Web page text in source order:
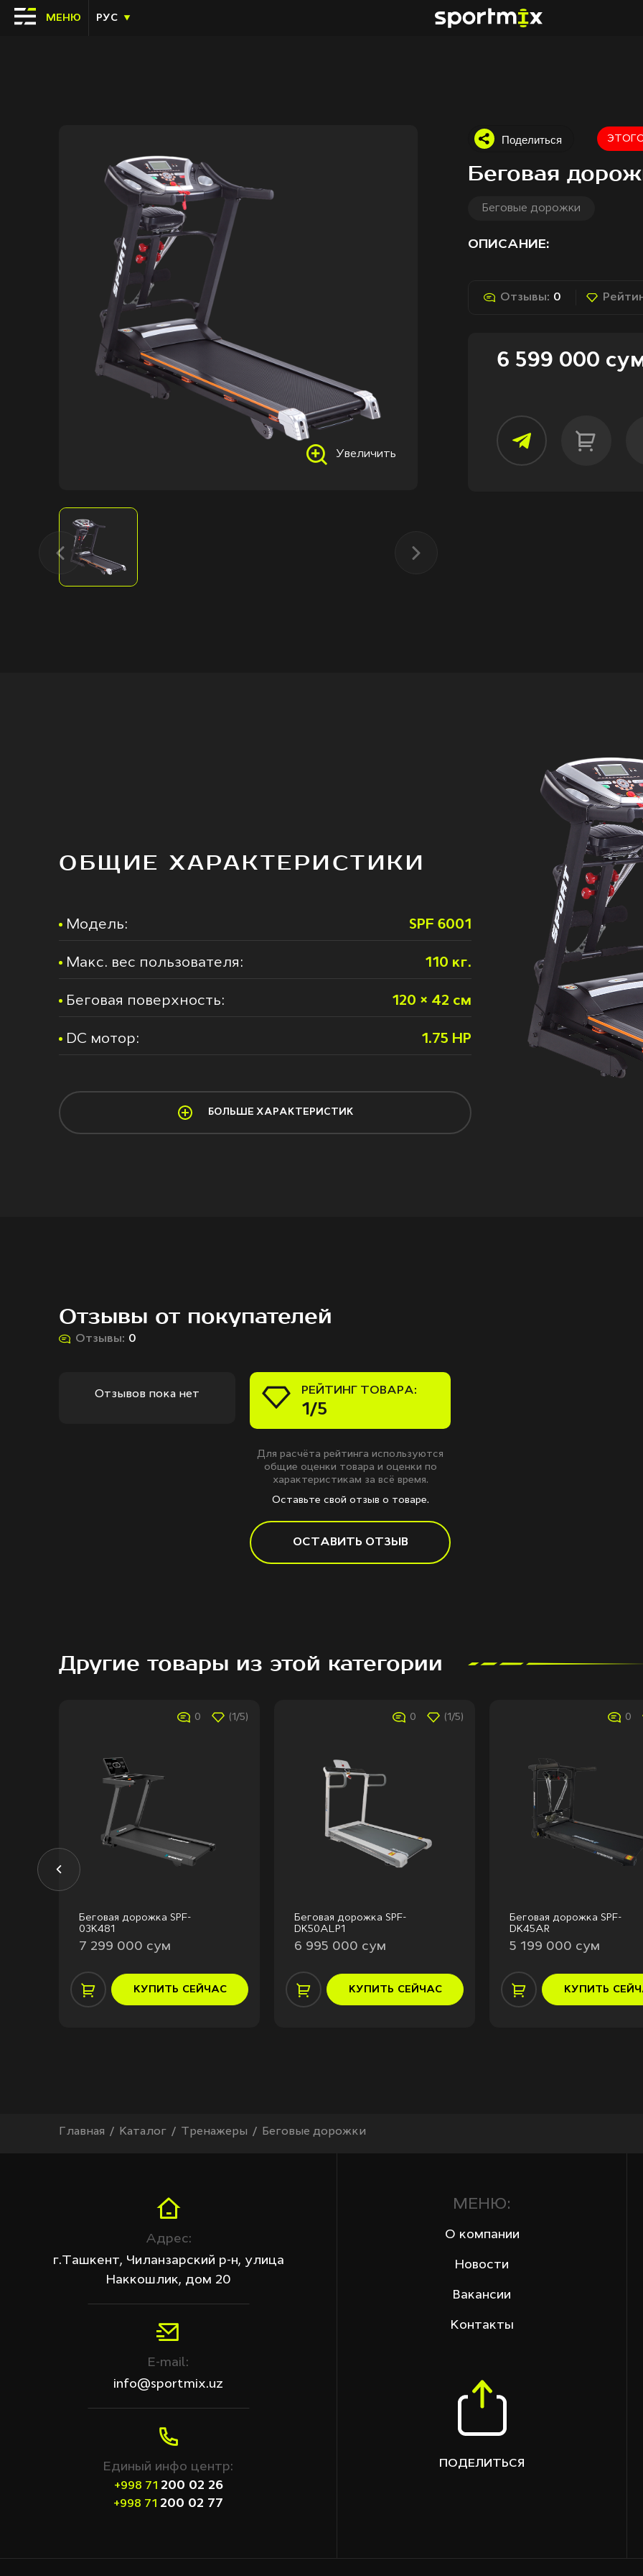
МЕНЮ РУС
Увеличить
Поделиться
Беговая
Беговые дорожки
ОПИСАНИЕ:
Отзывы: 0
6 599 000
ОБЩИЕ ХАРАКТЕРИСТИКИ
Модель: SPF 6001
Макс. вес пользователя: 110 кг.
Беговая поверхность: 120 × 42 см
DС мотор: 1.75 HP
БОЛЬШЕ ХАРАКТЕРИСТИК
Отзывы от покупателей
Отзывы: 0
Отзывов пока нет РЕЙТИНГ ТОВАРА:
1/5
Для расчёта рейтинга используются
общие оценки товара и оценки по
характеристикам за всё время.
Оставьте свой отзыв о товаре.
ОСТАВИТЬ ОТЗЫВ
Другие товары из этой категории
0 (1/5)
Беговая дорожка SPF-
03K481
7 299 000 сум
КУПИТЬ СЕЙЧАС
0 (1/5)
Беговая дорожка SPF-
DK50ALP1
6 995 000 сум
КУПИТЬ СЕЙЧАС
0
Беговая дорожка SPF-
DK45AR
5 199 000 сум
КУПИТЬ
Главная Каталог Тренажеры Беговые дорожки
Адрес:
г.Ташкент, Чиланзарский р-н, улица
Наккошлик, дом 20
E-mail:
info@sportmix.uz
Единый инфо центр:
+998 71 200 02 26
+998 71 200 02 77
МЕНЮ:
О компании
Новости
Вакансии
Контакты
ПОДЕЛИТЬСЯ